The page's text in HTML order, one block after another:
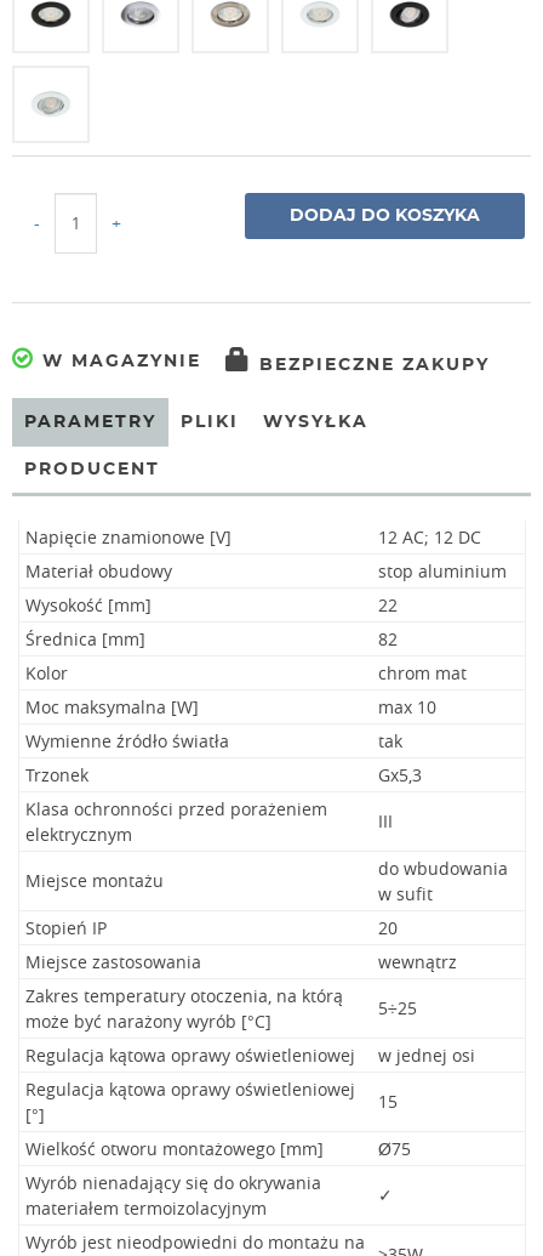
- + DODAJ DO KOSZYKA
W MAGAZYNIE BEZPIECZNE ZAKUPY
PARAMETRY PLIKI WYSYŁKA
PRODUCENT
Napięcie znamionowe [V]
12 AC; 12 DC
Materiał obudowy
stop aluminium
Wysokość [mm]
22
Średnica [mm]
82
Kolor
chrom mat
Moc maksymalna [W]
max 10
Wymienne źródło światła
tak
Trzonek
Gx5,3
Klasa ochronności przed porażeniem
elektrycznym
III
Miejsce montażu
do wbudowania
w sufit
Stopień IP
20
Miejsce zastosowania
wewnątrz
Zakres temperatury otoczenia, na którą
może być narażony wyrób [°C]
5÷25
Regulacja kątowa oprawy oświetleniowej
w jednej osi
Regulacja kątowa oprawy oświetleniowej
[°]
15
Wielkość otworu montażowego [mm]
Ø75
Wyrób nienadający się do okrywania
materiałem termoizolacyjnym
✓
Wyrób jest nieodpowiedni do montażu na